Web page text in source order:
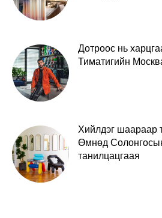
Дотроос нь
Тиматигийн
Хийлдэг шаараар
Өмнөд
танилцацгаая